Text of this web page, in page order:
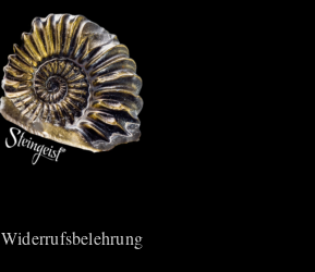
Widerrufsbelehrung